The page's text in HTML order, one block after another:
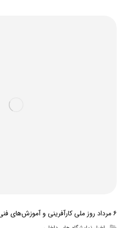
۶ مرداد روز ملی کارآفرینی و آموزش‌های فنی و حرفه‌ای گرامی باد